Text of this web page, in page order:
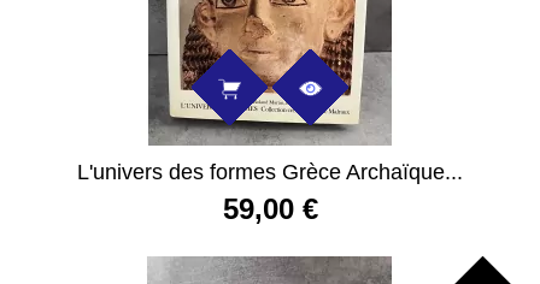
L'univers des formes Grèce Archaïque...
59,00 €